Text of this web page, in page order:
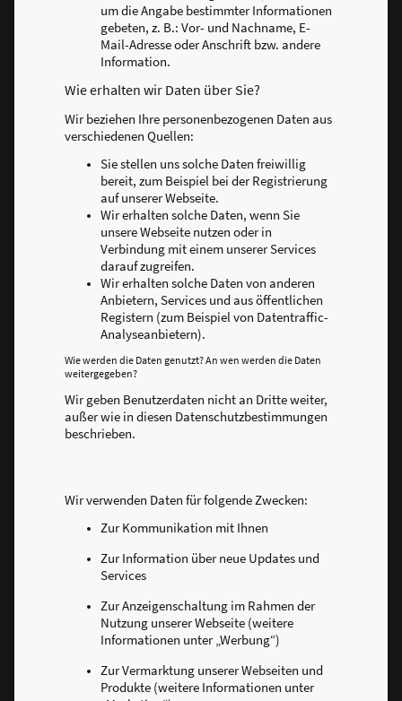
um die Angabe bestimmter Informationen
gebeten, z. B.: Vor- und Nachname, E-
Mail-Adresse oder Anschrift bzw. andere
Information.
Wie erhalten wir Daten über Sie?
Wir beziehen Ihre personenbezogenen Daten aus
verschiedenen Quellen:
Sie stellen uns solche Daten freiwillig
bereit, zum Beispiel bei der Registrierung
auf unserer Webseite.
Wir erhalten solche Daten, wenn Sie
unsere Webseite nutzen oder in
Verbindung mit einem unserer Services
darauf zugreifen.
Wir erhalten solche Daten von anderen
Anbietern, Services und aus öffentlichen
Registern (zum Beispiel von Datentraffic-
Analyseanbietern).
Wie werden die Daten genutzt? An wen werden die Daten
weitergegeben?
Wir geben Benutzerdaten nicht an Dritte weiter,
außer wie in diesen Datenschutzbestimmungen
beschrieben.
Wir verwenden Daten für folgende Zwecken:
Zur Kommunikation mit Ihnen
Zur Information über neue Updates und
Services
Zur Anzeigenschaltung im Rahmen der
Nutzung unserer Webseite (weitere
Informationen unter „Werbung“)
Zur Vermarktung unserer Webseiten und
Produkte (weitere Informationen unter